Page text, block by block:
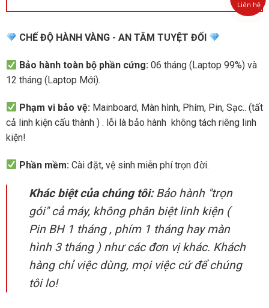
CHẾ ĐỘ HÀNH VÀNG - AN TÂM TUYỆT ĐỐI
Bảo hành toàn bộ phần cứng: 06 tháng (Laptop 99%) và
12 tháng (Laptop Mới).
Phạm vi bảo vệ: Mainboard, Màn hình, Phím, Pin, Sạc.. (tất
cả linh kiện cấu thành ) . lỗi là bảo hành không tách riêng linh
kiện!
Phần mềm: Cài đặt, vệ sinh miễn phí trọn đời.
Khác biệt của chúng tôi:Bảo hành "trọn
gói" cả máy, không phân biệt linh kiện (
Pin BH 1 tháng , phím 1 tháng hay màn
hình 3 tháng ) như các đơn vị khác. Khách
hàng chỉ việc dùng, mọi việc cứ để chúng
tôi lo!
Liên hệ